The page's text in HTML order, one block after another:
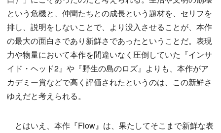
という危機と、仲間たちとの成長という題材を、セリフを
排し、説明をしないことで、より没入させることが、本作
の最大の面白さであり新鮮さであったということだ。表現
力や物量において本作を間違いなく圧倒していた『インサ
イド・ヘッド2』や『野生の島のロズ』よりも、本作がア
カデミー賞などで高く評価されたというのは、この新鮮さ
ゆえだと考えられる。
とはいえ、本作『Flow』は、果たしてそこまで新鮮な表